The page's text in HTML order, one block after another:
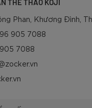
THỂ THAO KOJI
Phan, Khương Đình,
905 7088
7088